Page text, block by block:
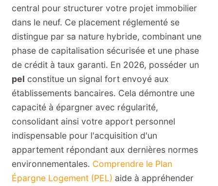
central pour structurer votre projet immobilier
dans le neuf. Ce placement réglementé se
distingue par sa nature hybride, combinant une
phase de capitalisation sécurisée et une phase
de crédit à taux garanti. En 2026, posséder un
pel constitue un signal fort envoyé aux
établissements bancaires. Cela démontre une
capacité à épargner avec régularité,
consolidant ainsi votre apport personnel
indispensable pour l'acquisition d'un
appartement répondant aux dernières normes
environnementales. Comprendre le Plan
Épargne Logement (PEL) aide à appréhender